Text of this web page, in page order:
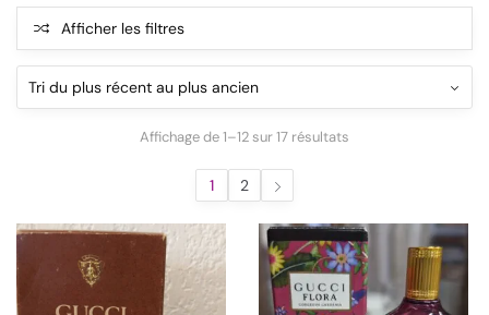
Afficher les filtres
Affichage de 1–12 sur 17 résultats
1 2